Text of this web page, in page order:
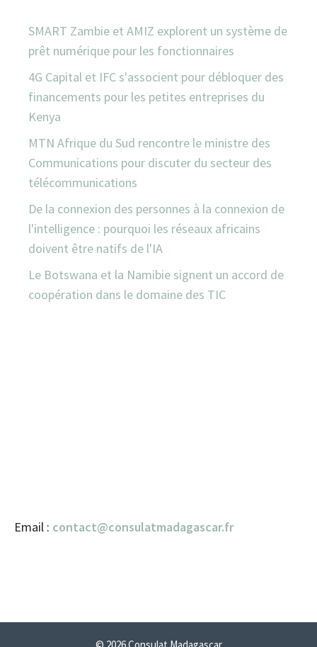
SMART Zambie et AMIZ explorent un système de
prêt numérique pour les fonctionnaires
4G Capital et IFC s'associent pour débloquer des
financements pour les petites entreprises du
Kenya
MTN Afrique du Sud rencontre le ministre des
Communications pour discuter du secteur des
télécommunications
De la connexion des personnes à la connexion de
l'intelligence : pourquoi les réseaux africains
doivent être natifs de l'IA
Le Botswana et la Namibie signent un accord de
coopération dans le domaine des TIC
Email : contact@consulatmadagascar.fr